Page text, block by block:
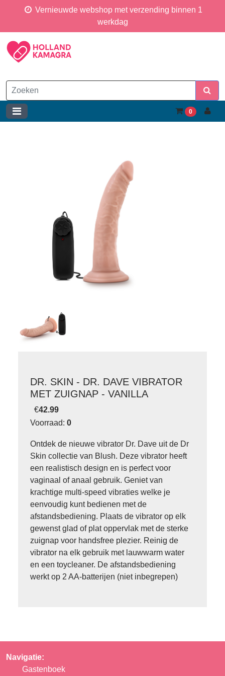
Vernieuwde webshop met verzending binnen 1
werkdag
0
DR. SKIN - DR. DAVE VIBRATOR
MET ZUIGNAP - VANILLA
€42.99
Voorraad: 0
Ontdek de nieuwe vibrator Dr. Dave uit de Dr
Skin collectie van Blush. Deze vibrator heeft
een realistisch design en is perfect voor
vaginaal of anaal gebruik. Geniet van
krachtige multi-speed vibraties welke je
eenvoudig kunt bedienen met de
afstandsbediening. Plaats de vibrator op elk
gewenst glad of plat oppervlak met de sterke
zuignap voor handsfree plezier. Reinig de
vibrator na elk gebruik met lauwwarm water
en een toycleaner. De afstandsbediening
werkt op 2 AA-batterijen (niet inbegrepen)
Navigatie:
Gastenboek